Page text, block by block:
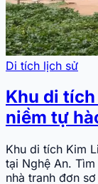
Di tích lịch sử
Khu di
niềm tự
Khu di tích Kim
tại Nghệ An.
nhà tranh đơn